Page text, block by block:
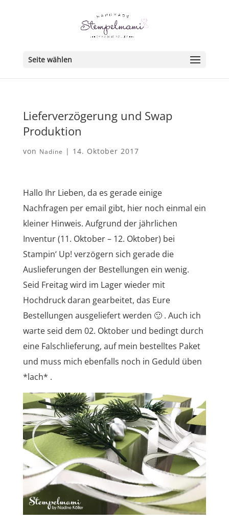
Seite wählen
Lieferverzögerung und Swap
Produktion
von Nadine | 14. Oktober 2017
Hallo Ihr Lieben, da es gerade einige
Nachfragen per email gibt, hier noch einmal ein
kleiner Hinweis. Aufgrund der jährlichen
Inventur (11. Oktober – 12. Oktober) bei
Stampin‘ Up! verzögern sich gerade die
Auslieferungen der Bestellungen ein wenig.
Seid Freitag wird im Lager wieder mit
Hochdruck daran gearbeitet, das Eure
Bestellungen ausgeliefert werden 🙂 . Auch ich
warte seid dem 02. Oktober und bedingt durch
eine Falschlieferung, auf mein bestelltes Paket
und muss mich ebenfalls noch in Geduld üben
*lach* .